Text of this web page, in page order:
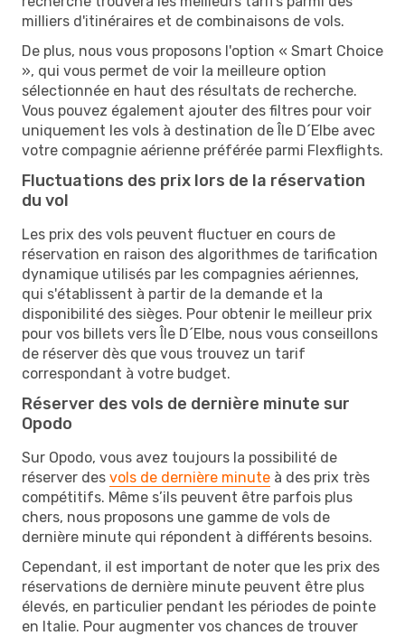
milliers d'itinéraires et de combinaisons de vols.
De plus, nous vous proposons l'option « Smart Choice
», qui vous permet de voir la meilleure option
sélectionnée en haut des résultats de recherche.
Vous pouvez également ajouter des filtres pour voir
uniquement les vols à destination de Île D´Elbe avec
votre compagnie aérienne préférée parmi Flexflights.
Fluctuations des prix lors de la réservation
du vol
Les prix des vols peuvent fluctuer en cours de
réservation en raison des algorithmes de tarification
dynamique utilisés par les compagnies aériennes,
qui s'établissent à partir de la demande et la
disponibilité des sièges. Pour obtenir le meilleur prix
pour vos billets vers Île D´Elbe, nous vous conseillons
de réserver dès que vous trouvez un tarif
correspondant à votre budget.
Réserver des vols de dernière minute sur
Opodo
Sur Opodo, vous avez toujours la possibilité de
réserver des vols de dernière minute à des prix très
compétitifs. Même s’ils peuvent être parfois plus
chers, nous proposons une gamme de vols de
dernière minute qui répondent à différents besoins.
Cependant, il est important de noter que les prix des
réservations de dernière minute peuvent être plus
élevés, en particulier pendant les périodes de pointe
en Italie. Pour augmenter vos chances de trouver